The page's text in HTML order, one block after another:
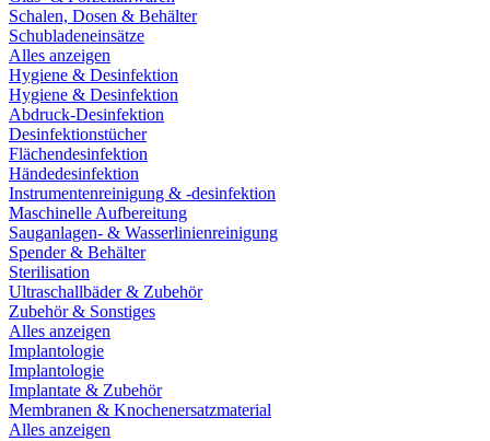
Schalen, Dosen & Behälter
Schubladeneinsätze
Alles anzeigen
Hygiene & Desinfektion
Hygiene & Desinfektion
Abdruck-Desinfektion
Desinfektionstücher
Flächendesinfektion
Händedesinfektion
Instrumentenreinigung & -desinfektion
Maschinelle Aufbereitung
Sauganlagen- & Wasserlinienreinigung
Spender & Behälter
Sterilisation
Ultraschallbäder & Zubehör
Zubehör & Sonstiges
Alles anzeigen
Implantologie
Implantologie
Implantate & Zubehör
Membranen & Knochenersatzmaterial
Alles anzeigen